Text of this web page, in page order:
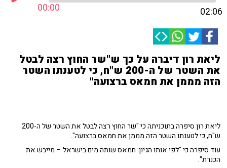
00:00 02:06
ליאת רון דיברה על כך ש"שר החוץ רצה לבטל
את השטר של ה-200 ש"ח, כי לטענתו השטר
הזה מממן את חמאס ברצועה"
ליאת רון סיפרה בתוכניתה כי "שר החוץ רצה לבטל את השטר של ה-200
ש"ח, כי לטענתו השטר הזה מממן את חמאס ברצועה".
עוד סיפרה כי "לפי אותו הגיון: חמאס שותה מים בישראל – מייבש את
הכנרת".